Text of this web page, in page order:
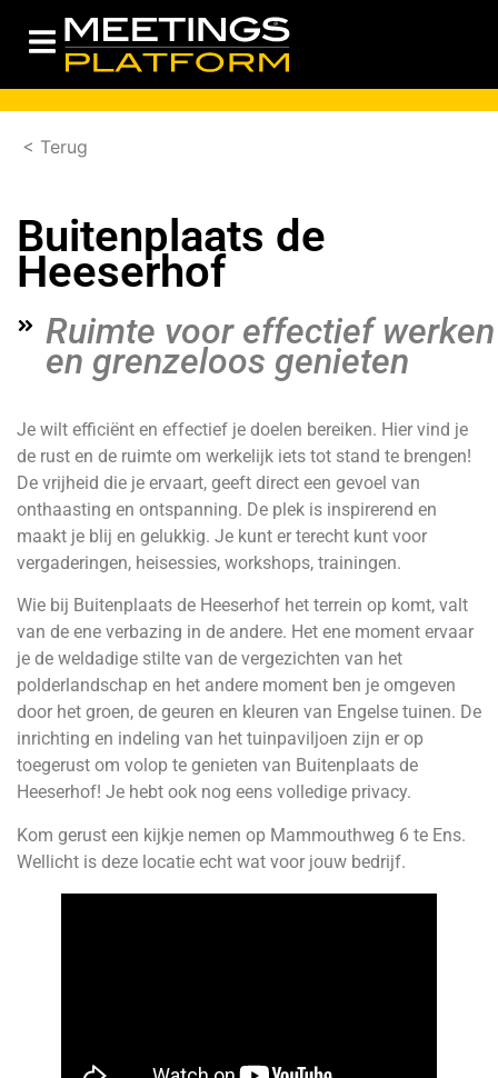
< Terug
Buitenplaats de
Heeserhof
Ruimte voor effectief werken
en grenzeloos genieten
Je wilt efficiënt en effectief je doelen bereiken. Hier vind je
de rust en de ruimte om werkelijk iets tot stand te brengen!
De vrijheid die je ervaart, geeft direct een gevoel van
onthaasting en ontspanning. De plek is inspirerend en
maakt je blij en gelukkig. Je kunt er terecht kunt voor
vergaderingen, heisessies, workshops, trainingen.
Wie bij Buitenplaats de Heeserhof het terrein op komt, valt
van de ene verbazing in de andere. Het ene moment ervaar
je de weldadige stilte van de vergezichten van het
polderlandschap en het andere moment ben je omgeven
door het groen, de geuren en kleuren van Engelse tuinen. De
inrichting en indeling van het tuinpaviljoen zijn er op
toegerust om volop te genieten van Buitenplaats de
Heeserhof! Je hebt ook nog eens volledige privacy.
Kom gerust een kijkje nemen op Mammouthweg 6 te Ens.
Wellicht is deze locatie echt wat voor jouw bedrijf.